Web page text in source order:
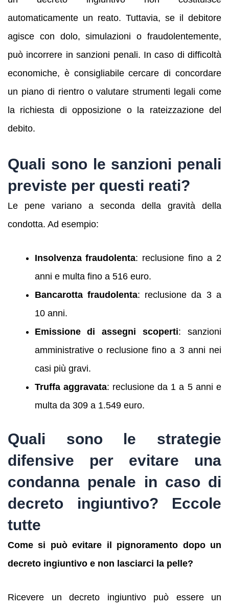
automaticamente un reato. Tuttavia, se il debitore
agisce con dolo, simulazioni o fraudolentemente,
può incorrere in sanzioni penali. In caso di difficoltà
economiche, è consigliabile cercare di concordare
un piano di rientro o valutare strumenti legali come
la richiesta di opposizione o la rateizzazione del
debito.
Quali sono le sanzioni penali
previste per questi reati?
Le pene variano a seconda della gravità della
condotta. Ad esempio:
Insolvenza fraudolenta: reclusione fino a 2
anni e multa fino a 516 euro.
Bancarotta fraudolenta: reclusione da 3 a
10 anni.
Emissione di assegni scoperti: sanzioni
amministrative o reclusione fino a 3 anni nei
casi più gravi.
Truffa aggravata: reclusione da 1 a 5 anni e
multa da 309 a 1.549 euro.
Quali sono le strategie
difensive per evitare una
condanna penale in caso di
decreto ingiuntivo? Eccole
tutte
Come si può evitare il pignoramento dopo un
decreto ingiuntivo e non lasciarci la pelle?
Ricevere un decreto ingiuntivo può essere un